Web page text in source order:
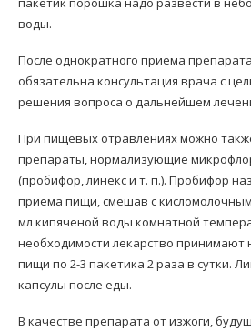
воды.
После однократного приема
обязательна консультация врача с
решения вопроса о дальнейшем
При пищевых отравлениях можно
препараты, нормализующие
(пробифор, линекс и т. п.). Пробифор
приема пищи, смешав с
мл кипяченой воды комнатной
необходимости лекарство принимают
пищи по 2-3 пакетика 2 раза в сутки.
капсулы после еды.
В качестве препарата от изжоги,